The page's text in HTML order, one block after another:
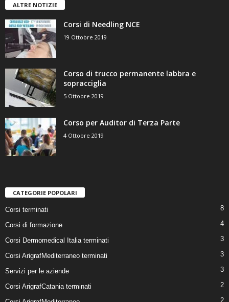
ALTRE NOTIZIE
Corsi di Needling NCE
19 Ottobre 2019
Corso di trucco permanente labbra e
sopracciglia
5 Ottobre 2019
Corso per Auditor di Terza Parte
4 Ottobre 2019
CATEGORIE POPOLARI
Corsi terminati 8
Corsi di formazione 4
Corsi Dermomedical Italia terminati 3
Corsi ArigrafMediterraneo terminati 3
Servizi per le aziende 3
Corsi ArigrafCatania terminati 2
2